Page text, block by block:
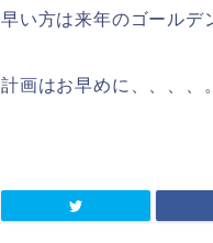
早い方は来年のゴールデ
計画はお早めに、、、、。